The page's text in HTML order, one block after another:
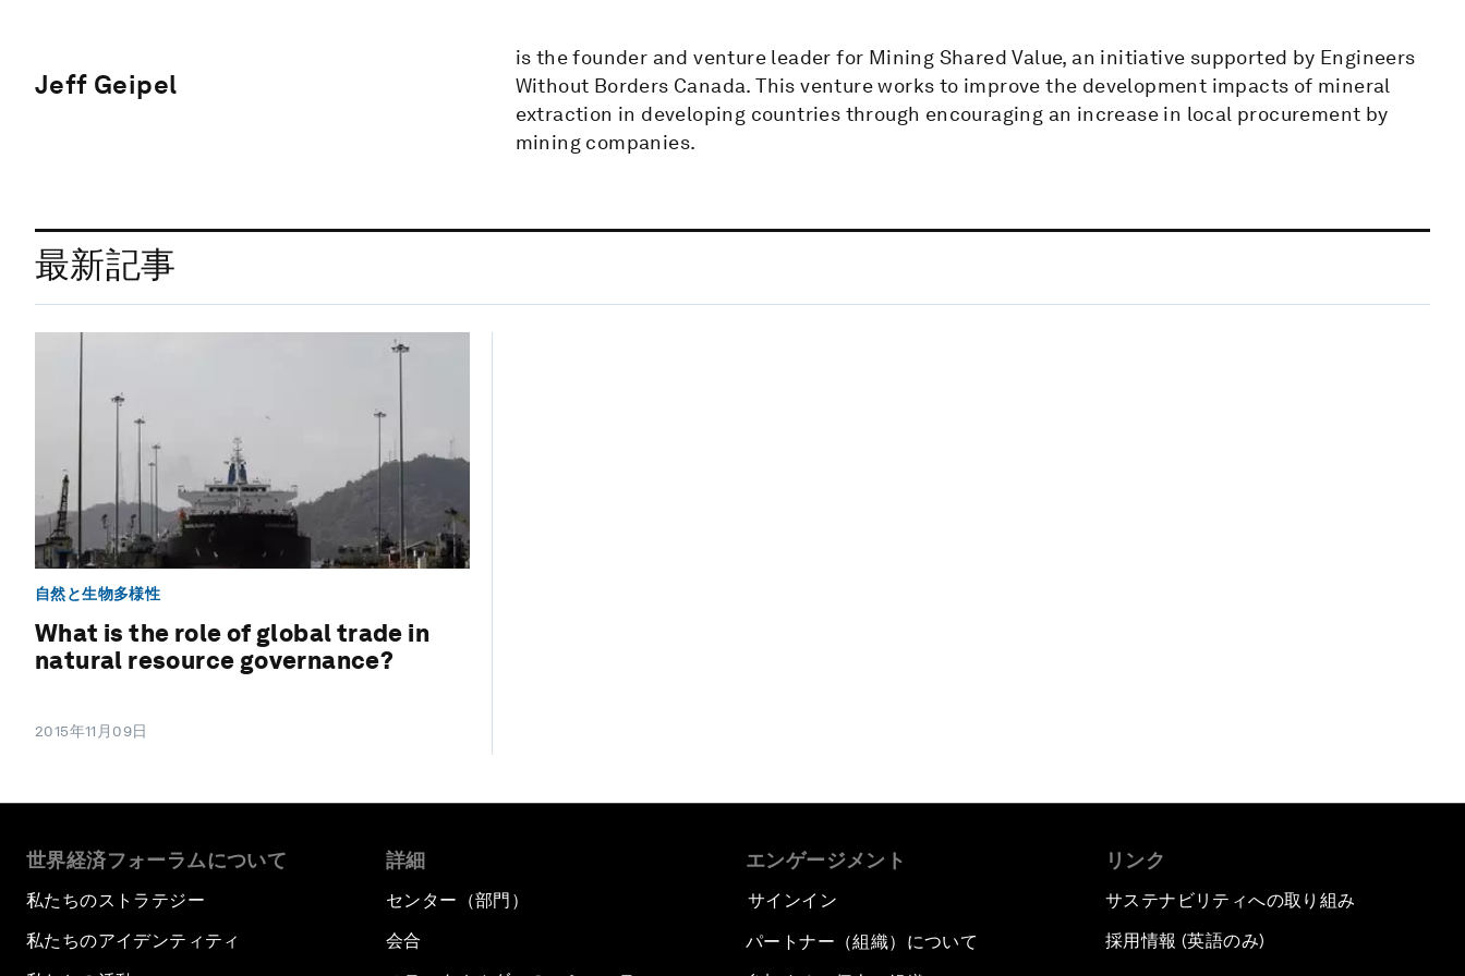
Jeff Geipel
is the founder and venture leader for Mining Shared Value, an initiative supported by Engineers
Without Borders Canada. This venture works to improve the development impacts of mineral
extraction in developing countries through encouraging an increase in local procurement by
mining companies.
最新記事
自然と生物多様性
What is the role of global trade in
natural resource governance?
2015年11月09日
世界経済フォーラムについて
私たちのストラテジー
私たちのアイデンティティ
詳細
センター（部門）
会合
エンゲージメント
サインイン
パートナー（組織）について
リンク
サステナビリティへの取り組み
採用情報 (英語のみ)